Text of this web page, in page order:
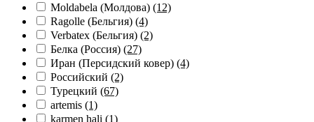
Moldabela (Молдова) (12)
Ragolle (Бельгия) (4)
Verbatex (Бельгия) (2)
Белка (Россия) (27)
Иран (Персидский ковер) (4)
Российский (2)
Турецкий (67)
artemis (1)
karmen hali (1)